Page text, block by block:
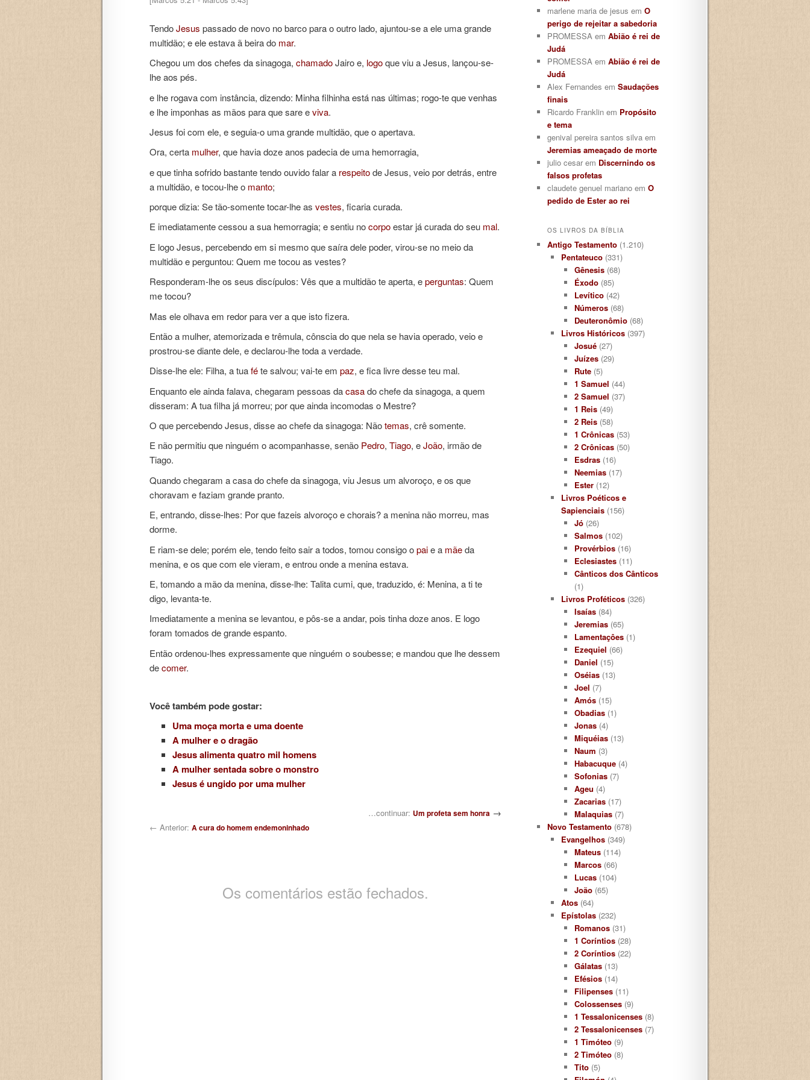
TendoJesus passado de novo no barco para o outro lado, ajuntou-se a ele uma grande
multidão; e ele estava ã beira do mar.
Chegou um dos chefes da sinagoga, chamadoJairo e, logoque viu a Jesus, lançou-se-
lhe aos pés.
e lhe rogava com instância, dizendo: Minha filhinha está nas últimas; rogo-te que venhas
e lhe imponhas as mãos para que sare eviva.
Jesus foi com ele, e seguia-o uma grande multidão, que o apertava.
Ora, certa mulher, que havia doze anos padecia de uma hemorragia,
e que tinha sofrido bastantetendo ouvido falar a respeitode Jesus, veio por detrás, entre
a multidão, e tocou-lhe o manto;
porque dizia: Se tão-somente tocar-lhe as vestes, ficaria curada.
E imediatamente cessou a sua hemorragia; e sentiu nocorpoestar já curada do seu mal.
E logo Jesus, percebendo em si mesmo que saíra dele poder, virou-se no meio da
multidão e perguntou: Quem me tocou as vestes?
Responderam-lhe os seus discípulos: Vês que a multidão te aperta, eperguntas: Quem
me tocou?
Mas ele olhava em redor para ver a que isto fizera.
Então a mulher, atemorizada e trêmula, cônscia do que nela se havia operado, veio e
prostrou-se diante dele, e declarou-lhe toda a verdade.
Disse-lhe ele: Filha, a tuaféte salvou; vai-te em paz, e fica livre desse teu mal.
Enquanto ele ainda falava, chegaram pessoas dacasado chefe da sinagoga, a quem
disseram: A tua filha já morreu; por que ainda incomodas o Mestre?
O que percebendo Jesus, disse ao chefe da sinagoga: Nãotemas, crê somente.
E não permitiu que ninguém o acompanhasse, senão Pedro, Tiago, eJoão, irmão de
Tiago.
Quando chegaram a casa do chefe da sinagoga, viu Jesus um alvoroço, e os que
choravam e faziam grande pranto.
E, entrando, disse-lhes: Por que fazeis alvoroço e chorais? a menina não morreu, mas
dorme.
E riam-se dele; porém ele, tendo feito sair a todos, tomou consigo opaie a mãeda
menina, e os que com ele vieram, e entrou onde a menina estava.
E, tomando a mão da menina, disse-lhe: Talita cumi, que, traduzido, é: Menina, a ti te
digo, levanta-te.
Imediatamente a menina se levantou, e pôs-se a andar, pois tinha doze anos. E logo
foram tomados de grande espanto.
Então ordenou-lhes expressamente que ninguém o soubesse; e mandou que lhe dessem
decomer.
Você também pode gostar:
Uma moça morta e uma doente
A mulher e o dragão
Jesus alimenta quatro mil homens
A mulher sentada sobre o monstro
Jesus é ungido por uma mulher
…continuar: Um profeta sem honra →
← Anterior: A cura do homem endemoninhado
Os comentários estão fechados.
marlene maria de jesus em O
perigo de rejeitar a sabedoria
PROMESSA em Abião é rei de
Judá
PROMESSA em Abião é rei de
Judá
Alex Fernandes em Saudações
finais
Ricardo Franklin em Propósito
e tema
genival pereira santos silva em
Jeremias ameaçado de morte
julio cesar em Discernindo os
falsos profetas
claudete genuel mariano em O
pedido de Ester ao rei
OS LIVROS DA BÍBLIA
Antigo Testamento (1.210)
Pentateuco(331)
Gênesis (68)
Éxodo (85)
Levítico (42)
Números (68)
Deuteronômio (68)
Livros Históricos(397)
Josué (27)
Juízes (29)
Rute (5)
1 Samuel (44)
2 Samuel (37)
1 Reis (49)
2 Reis (58)
1 Crônicas (53)
2 Crônicas (50)
Esdras (16)
Neemias (17)
Ester (12)
Livros Poéticos e
Sapienciais(156)
Jó (26)
Salmos (102)
Provérbios (16)
Eclesiastes (11)
Cânticos dos Cânticos
(1)
Livros Proféticos(326)
Isaías (84)
Jeremias (65)
Lamentaçôes (1)
Ezequiel (66)
Daniel (15)
Oséias (13)
Joel (7)
Amós (15)
Obadias (1)
Jonas (4)
Miquéias (13)
Naum (3)
Habacuque (4)
Sofonias (7)
Ageu (4)
Zacarias (17)
Malaquias (7)
Novo Testamento (678)
Evangelhos(349)
Mateus (114)
Marcos (66)
Lucas (104)
João (65)
Atos(64)
Epístolas(232)
Romanos (31)
1 Coríntios (28)
2 Coríntios (22)
Gálatas (13)
Efésios (14)
Filipenses (11)
Colossenses (9)
1 Tessalonicenses (8)
2 Tessalonicenses (7)
1 Timóteo (9)
2 Timóteo (8)
Tito (5)